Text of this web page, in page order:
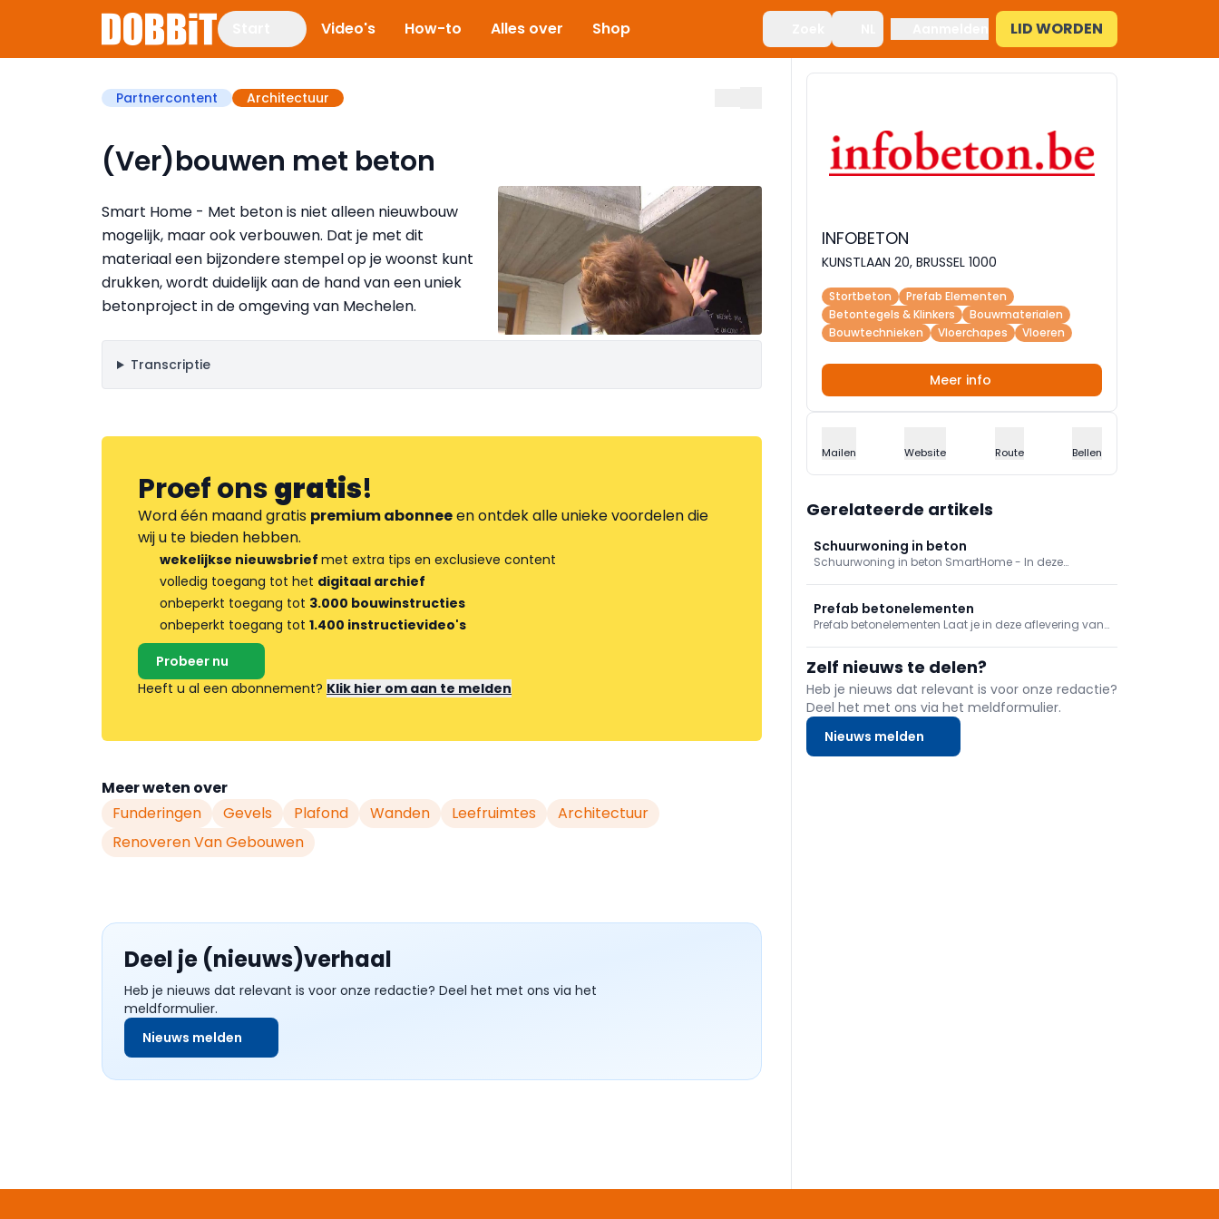
Video's How-to Alles over Shop LID WORDEN
Partnercontent Architectuur
(Ver)bouwen met beton
Smart Home - Met beton is niet alleen nieuwbouw
mogelijk, maar ook verbouwen. Dat je met dit
materiaal een bijzondere stempel op je woonst kunt
drukken, wordt duidelijk aan de hand van een uniek
betonproject in de omgeving van Mechelen.
Transcriptie
Proef onsgratis!
Word één maand gratis premium abonneeen ontdek alle unieke voordelen die
wij u te bieden hebben.
wekelijkse nieuwsbrief met extra tips en exclusieve content
volledig toegang tot het digitaal archief
onbeperkt toegang tot 3.000 bouwinstructies
onbeperkt toegang tot 1.400 instructievideo's
Probeer nu
Heeft u al een abonnement? Klik hier om aan te melden
Meer weten over
Funderingen
Gevels Plafond Wanden Leefruimtes
Architectuur
Renoveren Van Gebouwen
Deel je (nieuws)verhaal
Heb je nieuws dat relevant is voor onze redactie? Deel het met ons via het
meldformulier.
Nieuws melden
INFOBETON
KUNSTLAAN 20, BRUSSEL 1000
Stortbeton
Prefab Elementen
Betontegels & Klinkers
Bouwmaterialen
Bouwtechnieken
Vloerchapes Vloeren
Meer info
Mailen Website Route Bellen
Gerelateerde artikels
Schuurwoning in beton
Schuurwoning in beton SmartHome - In deze
bijwoning.
Prefab betonelementen
Prefab betonelementen Laat je in deze aflevering van
bijzonder betonproject in Ieper, waar een particuliere
woning volledig uit prefabpanelen opgetrokken is,
inclusief het dak.
Zelf nieuws te delen?
Heb je nieuws dat relevant is voor onze redactie?
Deel het met ons via het meldformulier.
Nieuws melden